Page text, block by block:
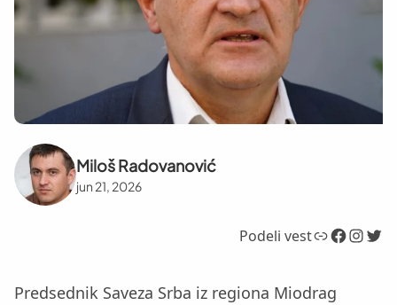
Miloš Radovanović
jun 21, 2026
Podeli vestLink Facebook InstagramTwitter
Predsednik Saveza Srba iz regiona Miodrag